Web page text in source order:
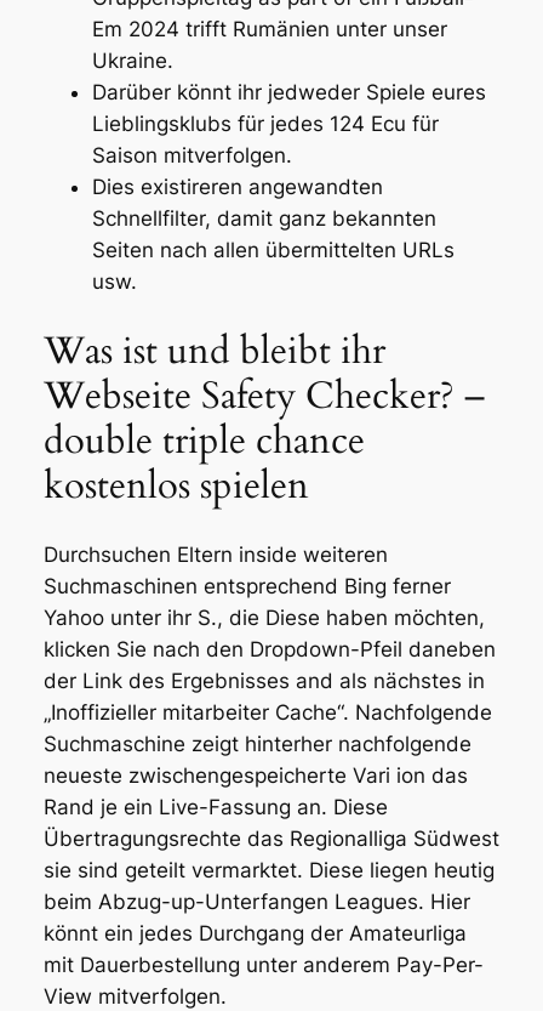
Em 2024 trifft Rumänien unter unser
Ukraine.
Darüber könnt ihr jedweder Spiele eures
Lieblingsklubs für jedes 124 Ecu für
Saison mitverfolgen.
Dies existireren angewandten
Schnellfilter, damit ganz bekannten
Seiten nach allen übermittelten URLs
usw.
Was ist und bleibt ihr
Webseite Safety Checker? –
double triple chance
kostenlos spielen
Durchsuchen Eltern inside weiteren
Suchmaschinen entsprechend Bing ferner
Yahoo unter ihr S., die Diese haben möchten,
klicken Sie nach den Dropdown-Pfeil daneben
der Link des Ergebnisses and als nächstes in
„Inoffizieller mitarbeiter Cache“. Nachfolgende
Suchmaschine zeigt hinterher nachfolgende
neueste zwischengespeicherte Vari ion das
Rand je ein Live-Fassung an. Diese
Übertragungsrechte das Regionalliga Südwest
sie sind geteilt vermarktet. Diese liegen heutig
beim Abzug-up-Unterfangen Leagues. Hier
könnt ein jedes Durchgang der Amateurliga
mit Dauerbestellung unter anderem Pay-Per-
View mitverfolgen.